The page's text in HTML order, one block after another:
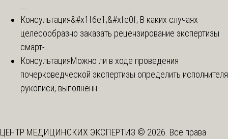
...
Консультация&#x1f6e1;&#xfe0f; В каких случаях
целесообразно заказать рецензирование экспертизы
смарт-...
КонсультацияМожно ли в ходе проведения
почерковедческой экспертизы определить исполнителя
рукописи, выполненн...
ЦЕНТР МЕДИЦИНСКИХ ЭКСПЕРТИЗ © 2026. Все права